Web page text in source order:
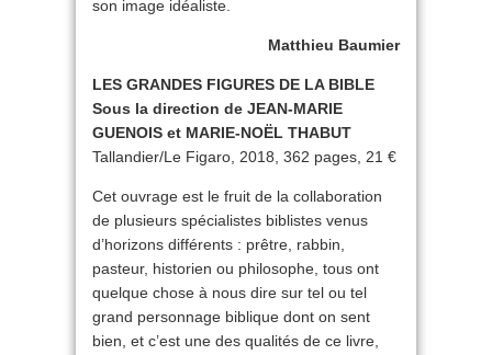
son image idéaliste.
Matthieu Baumier
LES GRANDES FIGURES DE LA BIBLE
Sous la direction de JEAN-MARIE
GUENOIS et MARIE-NOËL THABUT
Tallandier/Le Figaro, 2018, 362 pages, 21 €
Cet ouvrage est le fruit de la collaboration
de plusieurs spécialistes biblistes venus
d’horizons différents : prêtre, rabbin,
pasteur, historien ou philosophe, tous ont
quelque chose à nous dire sur tel ou tel
grand personnage biblique dont on sent
bien, et c’est une des qualités de ce livre,